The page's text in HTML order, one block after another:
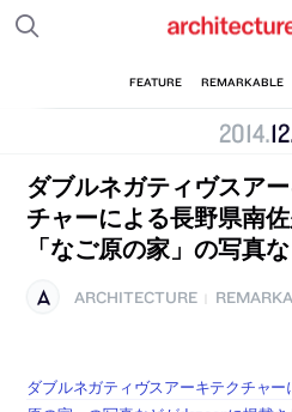
2014.12
ダブルネガティヴスア
チャーによる長野県南
「なご原の家」の写真
ARCHITECTURE
ダブルネガティヴスアーキテクチャ